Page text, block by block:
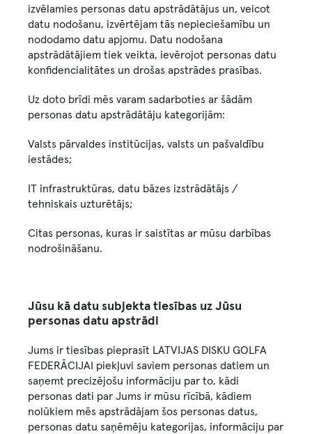
izvēlamies personas datu apstrādātājus un, veicot
datu nodošanu, izvērtējam tās nepieciešamību un
nododamo datu apjomu. Datu nodošana
apstrādātājiem tiek veikta, ievērojot personas datu
konfidencialitātes un drošas apstrādes prasības.
Uz doto brīdi mēs varam sadarboties ar šādām
personas datu apstrādātāju kategorijām:
Valsts pārvaldes institūcijas, valsts un pašvaldību
iestādes;
IT infrastruktūras, datu bāzes izstrādātājs /
tehniskais uzturētājs;
Citas personas, kuras ir saistītas ar mūsu darbības
nodrošināšanu.
Jūsu kā datu subjekta tiesības uz Jūsu
personas datu apstrādi
Jums ir tiesības pieprasīt LATVIJAS DISKU GOLFA
FEDERĀCIJAI piekļuvi saviem personas datiem un
saņemt precizējošu informāciju par to, kādi
personas dati par Jums ir mūsu rīcībā, kādiem
nolūkiem mēs apstrādājam šos personas datus,
personas datu saņēmēju kategorijas, informāciju par